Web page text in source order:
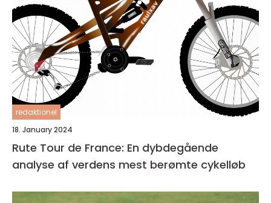
redaktionel
18. January 2024
Rute Tour de France: En dybdegående
analyse af verdens mest berømte cykelløb